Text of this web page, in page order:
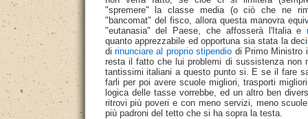
"spremere" la classe media (o ciò che ne
"bancomat" del fisco, allora questa manovra
"eutanasia" del Paese, che affosserà l'Italia e
quanto apprezzabile ed opportuna sia stata la
di rinunciare al proprio stipendio di Primo Ministro
resta il fatto che lui problemi di sussistenza non
tantissimi italiani a questo punto si. E se il fare
farli per poi avere scuole migliori, trasporti
logica delle tasse vorrebbe, ed un altro ben
ritrovi più poveri e con meno servizi, meno
più padroni del tetto che si ha sopra la testa.